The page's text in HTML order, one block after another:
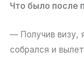
Что было после
— Получив визу,
собрался и